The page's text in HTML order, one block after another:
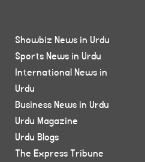
Showbiz News in Urdu
Sports News in Urdu
International News in
Urdu
Business News in Urdu
Urdu Magazine
Urdu Blogs
The Express Tribune